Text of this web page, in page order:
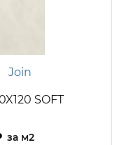
Join
SOFT
м2